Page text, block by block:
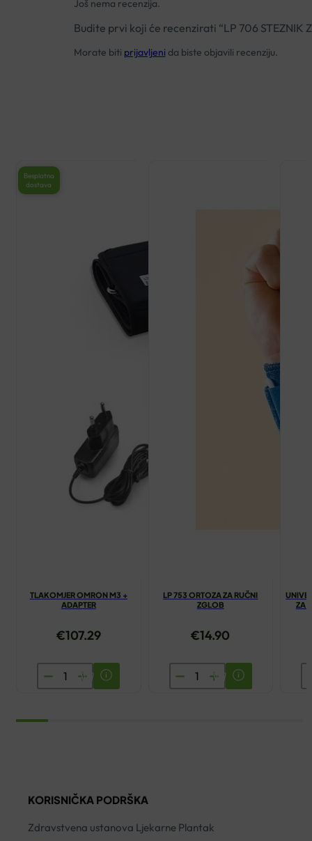
Još nema recenzija.
Budite prvi koji će recenzirati “LP 706 STEZNIK
Morate biti prijavljeni da biste objavili recenziju.
TLAKOMJER OMRON M3 +
ADAPTER
Besplatna
dostava
€107.29
TLAKOMJER
OMRON
LP 753 ORTOZA ZA RUČNI
ZGLOB
€14.90
LP
753
ZA
KORISNIČKA PODRŠKA
Zdravstvena ustanova Ljekarne Plantak